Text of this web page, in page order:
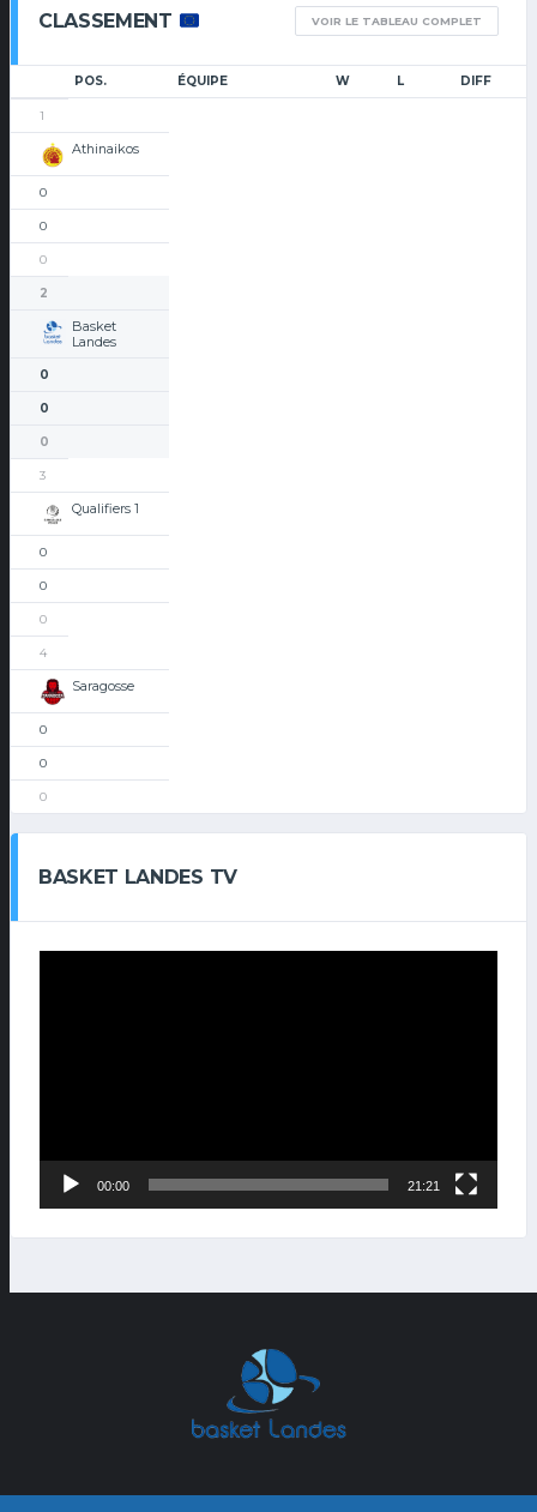
CLASSEMENT VOIR LE TABLEAU COMPLET
POS. ÉQUIPE W L DIFF
1
Athinaikos
0
0
0
2
Basket
Landes
0
0
0
3
Qualifiers 1
0
0
0
4
Saragosse
0
0
0
BASKET LANDES TV
00:00 21:21